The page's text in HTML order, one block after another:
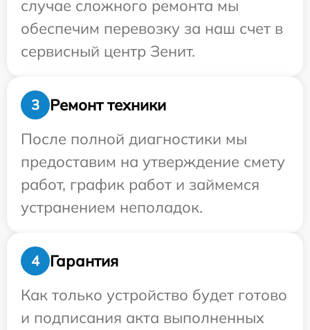
случае сложного ремонта мы
обеспечим перевозку за наш счет в
сервисный центр Зенит.
3
Ремонт техники
После полной диагностики мы
предоставим на утверждение смету
работ, график работ и займемся
устранением неполадок.
4
Гарантия
Как только устройство будет готово
и подписания акта выполненных